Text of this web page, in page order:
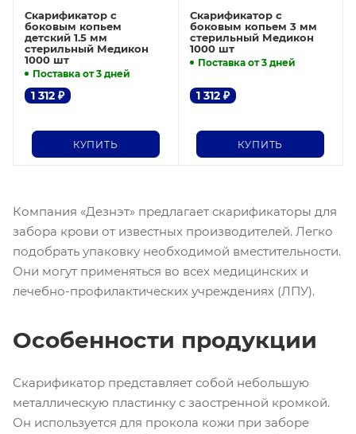
Скарификатор с
боковым копьем
детский 1.5 мм
стерильный Медикон
1000 шт
Поставка от 3 дней
1 312 ₽
КУПИТЬ
Скарификатор с
боковым копьем 3 мм
стерильный Медикон
1000 шт
Поставка от 3 дней
1 312₽
КУПИТЬ
Компания «Дезнэт» предлагает скарификаторы для
забора крови от известных производителей. Легко
подобрать упаковку необходимой вместительности.
Они могут применяться во всех медицинских и
лечебно-профилактических учреждениях (ЛПУ).
Особенности продукции
Скарификатор представляет собой небольшую
металлическую пластинку с заостренной кромкой.
Он используется для прокола кожи при заборе